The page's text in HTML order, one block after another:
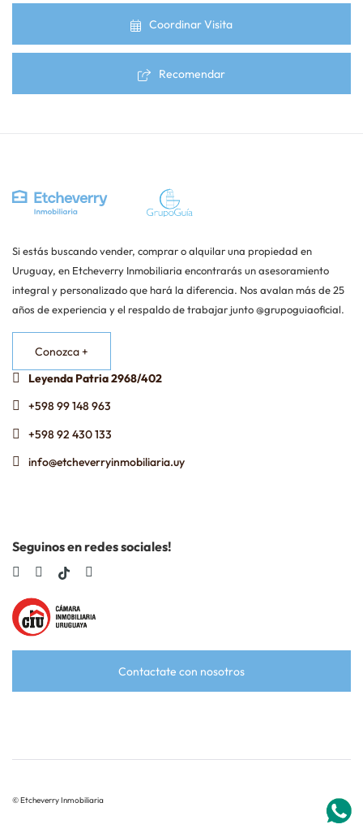
Coordinar Visita
Recomendar
Si estás buscando vender, comprar o alquilar una propiedad en
Uruguay, en Etcheverry Inmobiliaria encontrarás un asesoramiento
integral y personalizado que hará la diferencia. Nos avalan más de 25
años de experiencia y el respaldo de trabajar junto @grupoguiaoficial.
Conozca +
Leyenda Patria 2968/402
+598 99 148 963
+598 92 430 133
info@etcheverryinmobiliaria.uy
Seguinos en redes sociales!
Contactate con nosotros
© Etcheverry Inmobiliaria